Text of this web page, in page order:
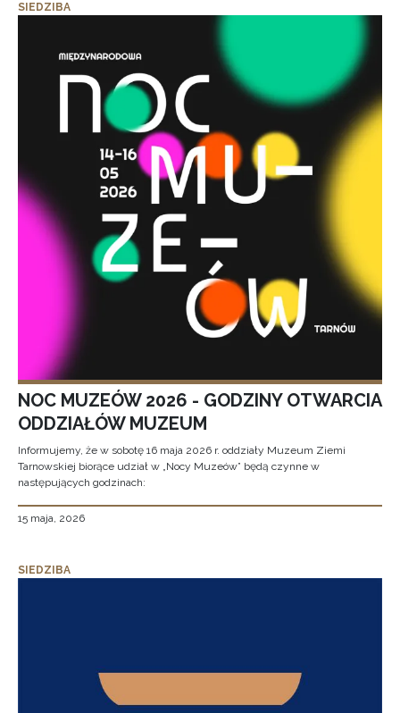
SIEDZIBA
NOC MUZEÓW 2026 - GODZINY OTWARCIA
ODDZIAŁÓW MUZEUM
Informujemy, że w sobotę 16 maja 2026 r. oddziały Muzeum Ziemi
Tarnowskiej biorące udział w „Nocy Muzeów” będą czynne w
następujących godzinach:
15 maja, 2026
SIEDZIBA